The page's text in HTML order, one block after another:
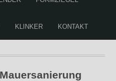
KLINKER KONTAKT
Mauersanierung